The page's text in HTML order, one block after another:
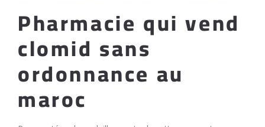
Pharmacie qui vend
clomid sans
ordonnance au
maroc